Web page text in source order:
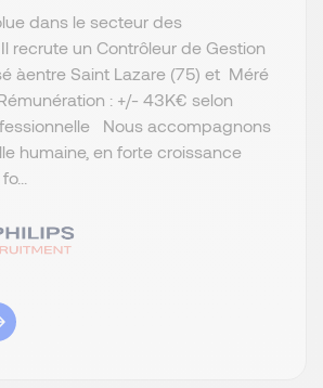
dans le secteur des
recrute un Contrôleur de Gestion
àentre Saint Lazare (75) et Méré
: +/- 43K€ selon
Nous accompagnons
humaine, en forte croissance